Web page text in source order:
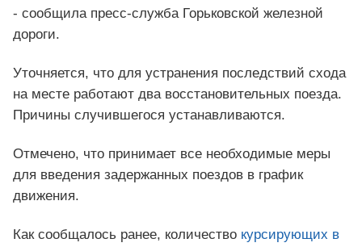
- сообщила пресс-служба Горьковской железной
дороги.
Уточняется, что для устранения последствий схода
на месте работают два восстановительных поезда.
Причины случившегося устанавливаются.
Отмечено, что принимает все необходимые меры
для введения задержанных поездов в график
движения.
Как сообщалось ранее, количество курсирующих в